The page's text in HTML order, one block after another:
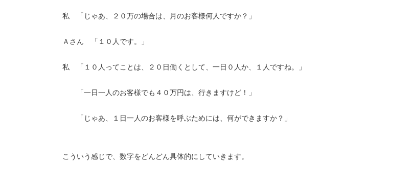
私 「じゃあ、２０万の場合は、月のお客様何人ですか？」
Ａさん 「１０人です。」
私 「１０人ってことは、２０日働くとして、一日０人か、１人ですね。」
「一日一人のお客様でも４０万円は、行きますけど！」
「じゃあ、１日一人のお客様を呼ぶためには、何ができますか？」
こういう感じで、数字をどんどん具体的にしていきます。